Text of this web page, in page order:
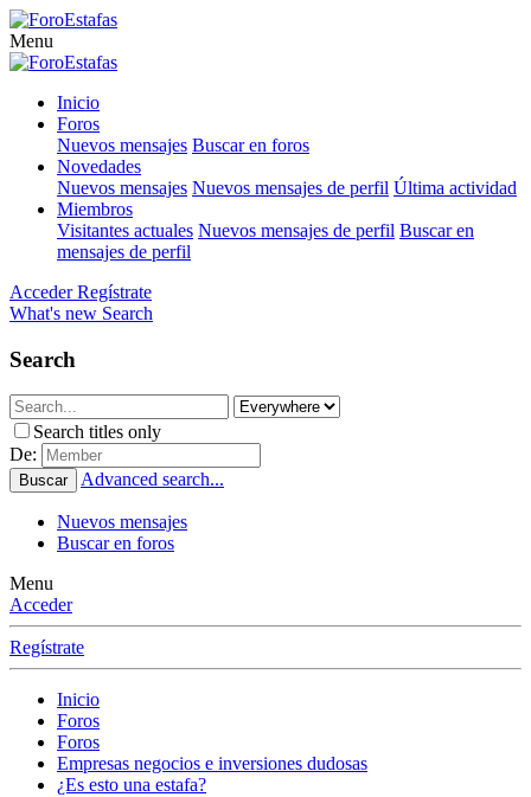
Menu
Inicio
Foros
Nuevos mensajes Buscar en foros
Novedades
Nuevos mensajes Nuevos mensajes de perfil Última actividad
Miembros
Visitantes actuales Nuevos mensajes de perfil Buscar en
mensajes de perfil
Acceder Regístrate
What's new Search
Search
Search titles only
De:
Buscar Advanced search...
Nuevos mensajes
Buscar en foros
Menu
Acceder
Regístrate
Inicio
Foros
Foros
Empresas negocios e inversiones dudosas
¿Es esto una estafa?